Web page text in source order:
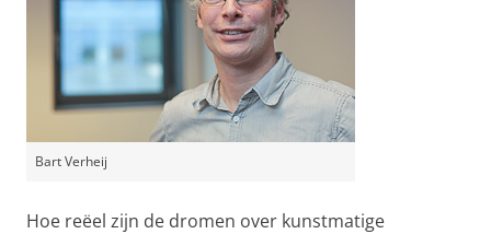
Bart Verheij
Hoe reëel zijn de dromen over kunstmatige